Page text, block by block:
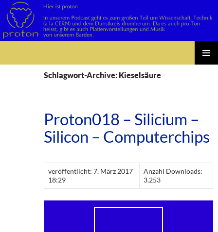
Schlagwort-Archive: Kieselsäure
Proton018 – Silicium –
Silicon – Computerchips
veröffentlicht: 7. März 2017
18:29
Anzahl Downloads:
3.253